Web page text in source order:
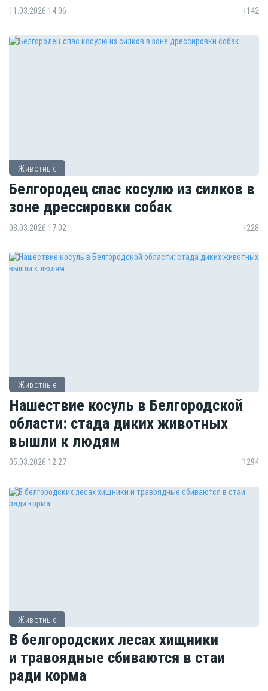
11.03.2026 14:06 142
Животные
Белгородец спас косулю из силков в
зоне дрессировки собак
08.03.2026 17:02 228
Животные
Нашествие косуль в Белгородской
области: стада диких животных
вышли к людям
05.03.2026 12:27 294
Животные
В белгородских лесах хищники
и травоядные сбиваются в стаи
ради корма